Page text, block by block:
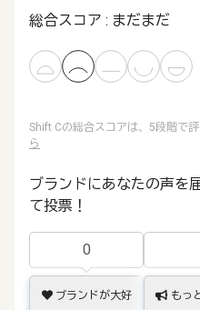
総合スコア : まだまだ
Shift Cの総合スコアは、5段階で評
ら
ブランドにあなたの声を
て投票！
0
ブランドが大好
もっ